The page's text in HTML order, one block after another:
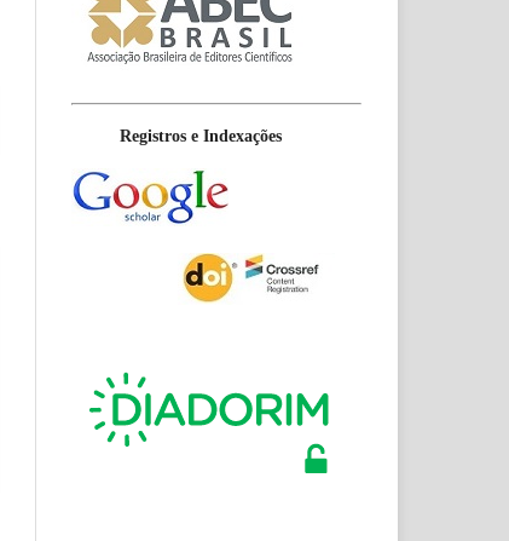
Registros e Indexações